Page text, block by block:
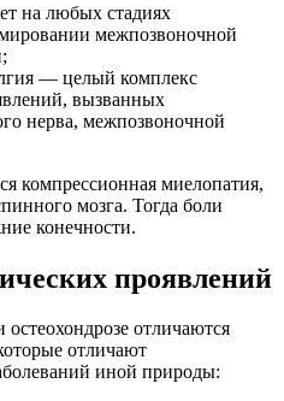
на любых стадиях
межпозвоночной
— целый комплекс
вызванных
нерва, межпозвоночной
компрессионная миелопатия,
мозга. Тогда боли
конечности.
проявлений
отличаются
отличают
иной природы: